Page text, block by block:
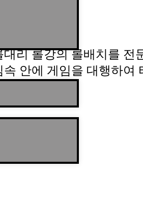
리 롤강의 롤배치를 전
안에 게임을 대행하여